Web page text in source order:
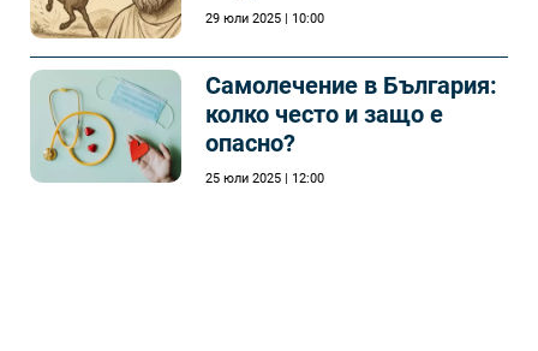
29 юли 2025 | 10:00
Самолечeние в България:
колко често и защо е
опасно?
25 юли 2025 | 12:00